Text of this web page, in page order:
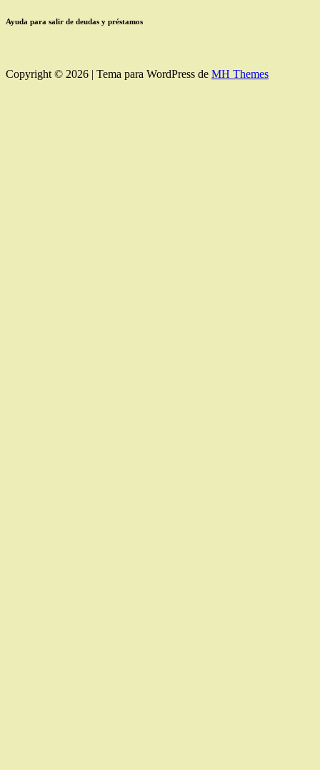
Ayuda para salir de deudas y préstamos
Copyright © 2026 | Tema para WordPress de MH Themes